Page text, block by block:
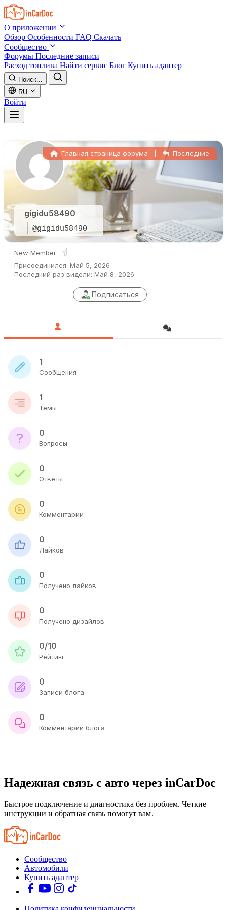
Skip to main content
О приложении
Обзор Особенности FAQ Скачать
Сообщество
Форумы Последние записи
Расход топлива Найти сервис Блог Купить адаптер
Поиск...
RU
Войти
gigidu58490
@gigidu58490
Главная страница форума Последние
New Member
Присоединился: Май 5, 2026
Последний раз видели: Май 8, 2026
Подписаться
1
Сообщения
1
Темы
0
Вопросы
0
Ответы
0
Комментарии
0
Лайков
0
Получено лайков
0
Получено дизайлов
0/10
Рейтинг
0
Записи блога
0
Комментарии блога
Надежная связь с авто через inCarDoc
Быстрое подключение и диагностика без проблем. Четкие
инструкции и обратная связь помогут вам.
Сообщество
Автомобили
Купить адаптер